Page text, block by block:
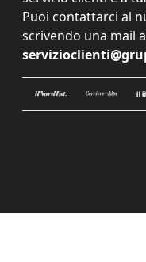
Puoi contattarci al
scrivendo una mail a